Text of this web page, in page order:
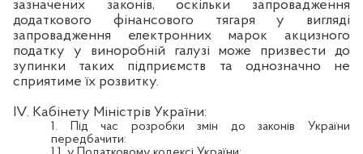
зазначених законів, оскільки запровадження
додаткового фінансового тягаря у вигляді
запровадження електронних марок акцизного
податку у виноробній галузі може призвести до
зупинки таких підприємств та однозначно не
сприятиме їх розвитку.
V. Кабінету Міністрів України:
1. Під час розробки змін до законів України
передбачити: